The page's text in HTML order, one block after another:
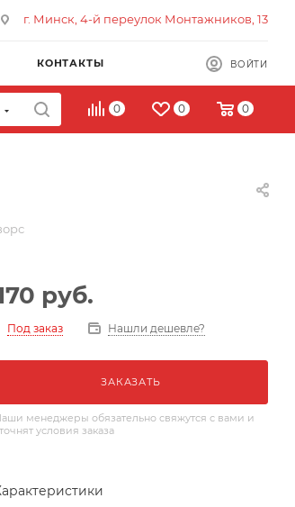
г. Минск, 4-й переулок Монтажников, 13
КОНТАКТЫ ВОЙТИ
0 0 0
руб.
Под заказ Нашли дешевле?
ЗАКАЗАТЬ
менеджеры обязательно свяжутся с вами и
условия заказа